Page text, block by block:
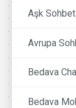
Aşk
Avrupa
Bedava
Bedava